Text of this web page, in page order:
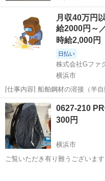
月収40万円
給2000円～
時給2,000円
日払い
株式会社Gフ
横浜市
[仕事内容] 船舶鋼材の溶接（半
の作業です 溶接の有資格・経験が必要となります （最低限アーク溶接
特別教育又はガス溶接技能講習） [給与] 時給2000円～ [休日・休
土...
神奈川 横浜市 工場
0627-210
300円
横浜市
ご覧いただき有り難うございます。 横浜市とジモティーが連携し